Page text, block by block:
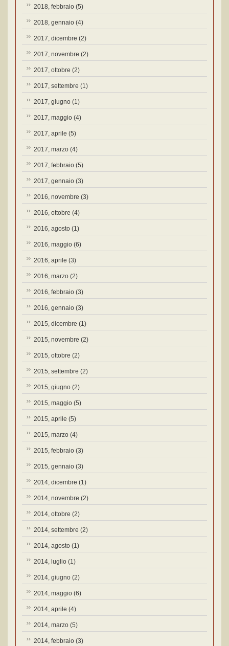
2018, febbraio (5)
2018, gennaio (4)
2017, dicembre (2)
2017, novembre (2)
2017, ottobre (2)
2017, settembre (1)
2017, giugno (1)
2017, maggio (4)
2017, aprile (5)
2017, marzo (4)
2017, febbraio (5)
2017, gennaio (3)
2016, novembre (3)
2016, ottobre (4)
2016, agosto (1)
2016, maggio (6)
2016, aprile (3)
2016, marzo (2)
2016, febbraio (3)
2016, gennaio (3)
2015, dicembre (1)
2015, novembre (2)
2015, ottobre (2)
2015, settembre (2)
2015, giugno (2)
2015, maggio (5)
2015, aprile (5)
2015, marzo (4)
2015, febbraio (3)
2015, gennaio (3)
2014, dicembre (1)
2014, novembre (2)
2014, ottobre (2)
2014, settembre (2)
2014, agosto (1)
2014, luglio (1)
2014, giugno (2)
2014, maggio (6)
2014, aprile (4)
2014, marzo (5)
2014, febbraio (3)